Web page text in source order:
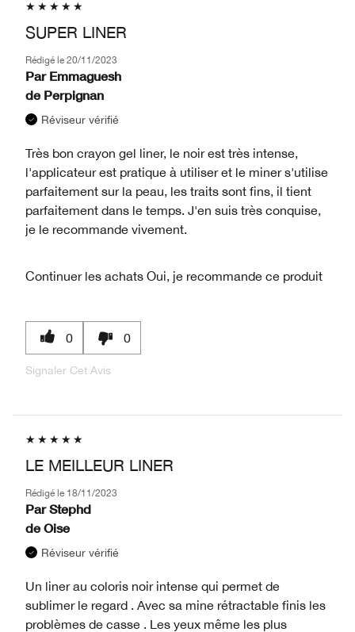
SUPER LINER
Rédigé le 20/11/2023
Par Emmaguesh
de Perpignan
Réviseur vérifié
Très bon crayon gel liner, le noir est très intense,
l'applicateur est pratique à utiliser et le miner s'utilise
parfaitement sur la peau, les traits sont fins, il tient
parfaitement dans le temps. J'en suis très conquise,
je le recommande vivement.
Continuer les achats Oui, je recommande ce produit
0 0
Signaler Cet Avis
LE MEILLEUR LINER
Rédigé le 18/11/2023
Par Stephd
de Oise
Réviseur vérifié
Un liner au coloris noir intense qui permet de
sublimer le regard . Avec sa mine rétractable finis les
problèmes de casse . Les yeux même les plus